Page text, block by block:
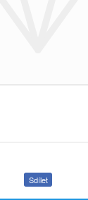
Sdílet